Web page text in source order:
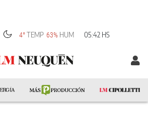
4° TEMP 63% HUM 05:42 HS